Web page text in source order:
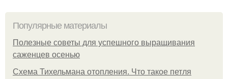
Популярные материалы
Полезные советы для успешного выращивания
саженцев осенью
Схема Тихельмана отопления. Что такое петля